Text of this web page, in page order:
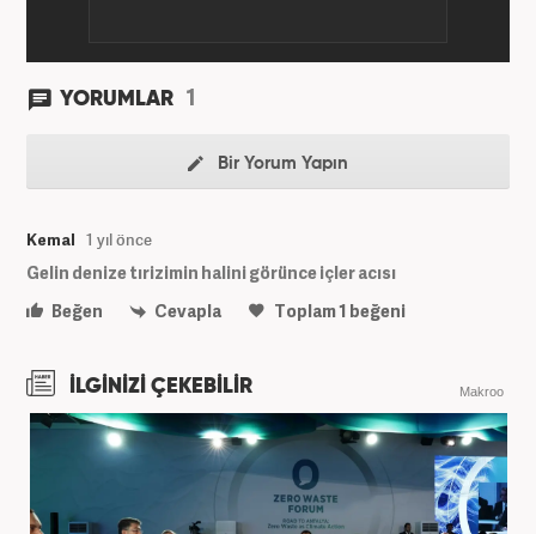
YORUMLAR 1
Bir Yorum Yapın
Kemal 1 yıl önce
Gelin denize tırizimin halini görünce içler acısı
Beğen
Cevapla Toplam1 beğeni
İLGİNİZİ ÇEKEBİLİR Makroo